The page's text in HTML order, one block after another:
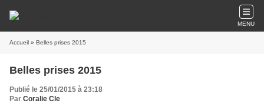
MENU
Accueil » Belles prises 2015
Belles prises 2015
Publié le 25/01/2015 à 23:18
Par Coralie Cle